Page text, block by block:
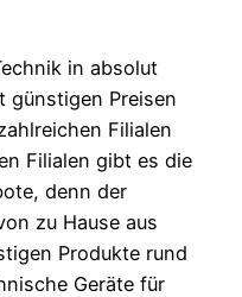
in absolut
günstigen Preisen
Filialen
Filialen gibt es die
denn der
zu Hause aus
Produkte rund
Geräte für